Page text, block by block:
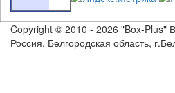
Copyright © 2010 - 2026 "Box-Plus"
Россия, Белгородская область,